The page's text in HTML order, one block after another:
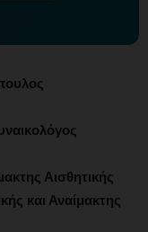
Αισθητικής
και Αναίμακτης